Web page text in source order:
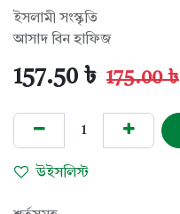
ইসলামী সংস্কৃতি
আসাদ বিন হাফিজ
157.50 ৳ 175.00৳
উইসলিস্ট